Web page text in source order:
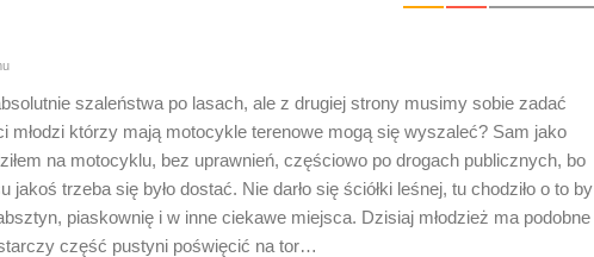
szaleństwa po lasach, ale z drugiej strony musimy sobie zadać
młodzi którzy mają motocykle terenowe mogą się wyszaleć? Sam jako
na motocyklu, bez uprawnień, częściowo po drogach publicznych, bo
jakoś trzeba się było dostać. Nie darło się ściółki leśnej, tu chodziło o to by
piaskownię i w inne ciekawe miejsca. Dzisiaj młodzież ma podobne
część pustyni poświęcić na tor…